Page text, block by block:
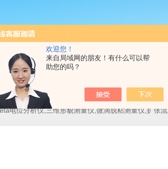
欢迎您！
来自局域网的朋友！有什么可以帮
助您的吗？
貌测量仪,微滴脱粘测量仪,扩张流变测量仪,刀具测量仪,多重光散射仪